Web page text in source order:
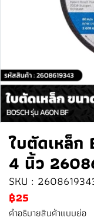
ใบตัดเหล็ก
4 นิ้ว
SKU :
฿25
คำอธิบายสินค้าแบบย่อ